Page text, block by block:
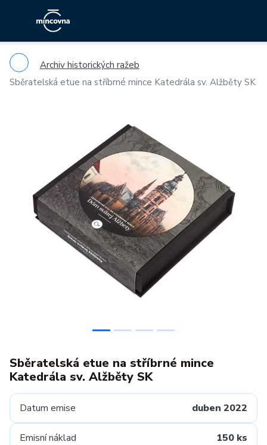
Archiv historických ražeb
Sběratelská etue na stříbrné mince Katedrála sv. Alžběty SK
Previous
Sběratelská etue na stříbrné mince
Katedrála sv. Alžběty SK
Datum emise duben 2022
Emisní náklad 150 ks